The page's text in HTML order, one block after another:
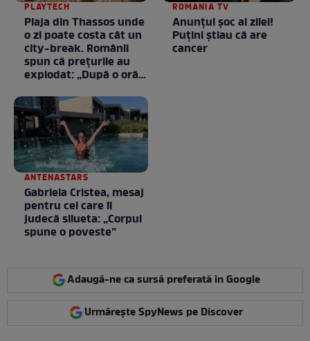
PLAYTECH
Plaja din Thassos unde
o zi poate costa cât un
city-break. Românii
spun că prețurile au
explodat: „După o oră
ROMANIA TV
Anunţul şoc al zilei!
Puţini ştiau că are
cancer
ANTENASTARS
Gabriela Cristea, mesaj
pentru cei care îi
judecă silueta: „Corpul
spune o poveste”
Adaugă-ne ca sursă preferată în Google
Urmărește SpyNews pe Discover